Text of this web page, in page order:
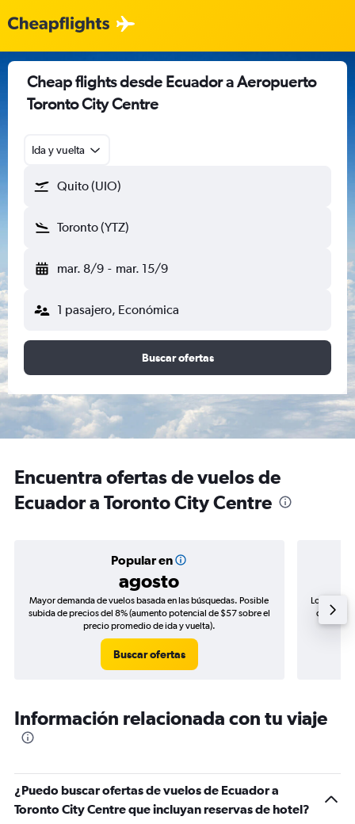
Cheap flights desde Ecuador a Aeropuerto
Toronto City Centre
Ida y vuelta
Quito (UIO)
Toronto (YTZ)
mar. 8/9 - mar. 15/9
1 pasajero, Económica
Buscar ofertas
Encuentra ofertas de vuelos de
Ecuador a Toronto City Centre
Popular en
agosto
Mayor demanda de vuelos basada en las búsquedas. Posible
subida de precios del 8% (aumento potencial de $57 sobre el
precio promedio de ida y vuelta).
Buscar ofertas
Los
de
Información relacionada con tu viaje
¿Puedo buscar ofertas de vuelos de Ecuador a
Toronto City Centre que incluyan reservas de hotel?